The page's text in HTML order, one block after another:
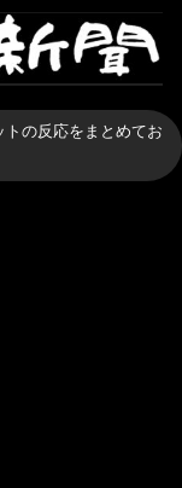
の反応をまとめてお